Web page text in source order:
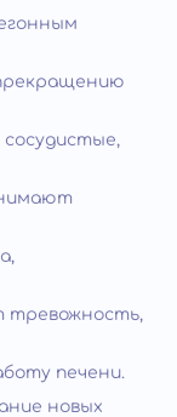
тревожность,
печени.
новых